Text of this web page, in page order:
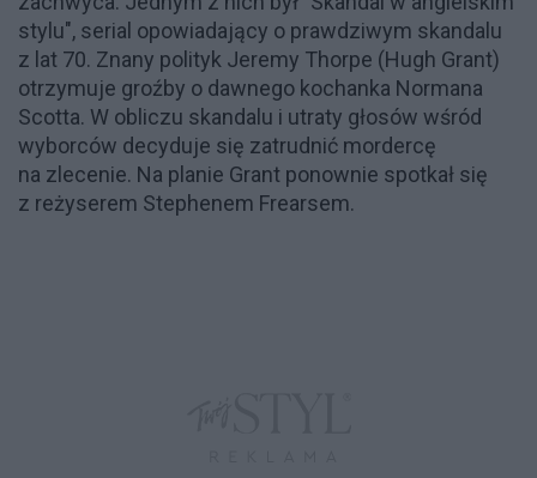
stylu", serial opowiadający o prawdziwym skandalu
z lat 70. Znany polityk Jeremy Thorpe (Hugh Grant)
otrzymuje groźby o dawnego kochanka Normana
Scotta. W obliczu skandalu i utraty głosów wśród
wyborców decyduje się zatrudnić mordercę
na zlecenie. Na planie Grant ponownie spotkał się
z reżyserem Stephenem Frearsem.